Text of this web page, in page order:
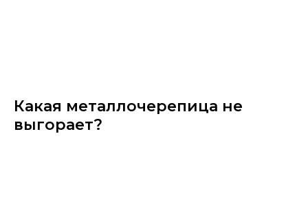
Какая металлочерепица не
выгорает?